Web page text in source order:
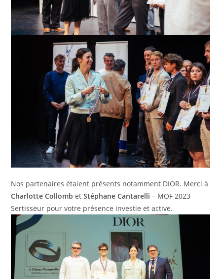
Nos partenaires étaient présents notamment DIOR. Merci à
Charlotte Collomb etStéphane Cantarelli– MOF 2023
Sertisseur pour votre présence investie et active.